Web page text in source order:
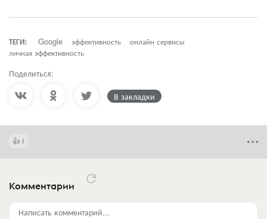
ТЕГИ: Google эффективность
онлайн сервисы
личная эффективность
Поделиться:
В закладки
1
Комментарии
Написать комментарий...